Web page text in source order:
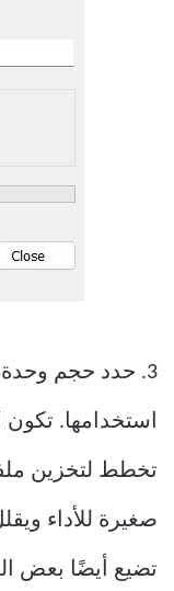
3. حدد حجم
استخدامها. تكون
تخطط لتخزين
صغيرة للأداء
تضيع أيضًا بعض